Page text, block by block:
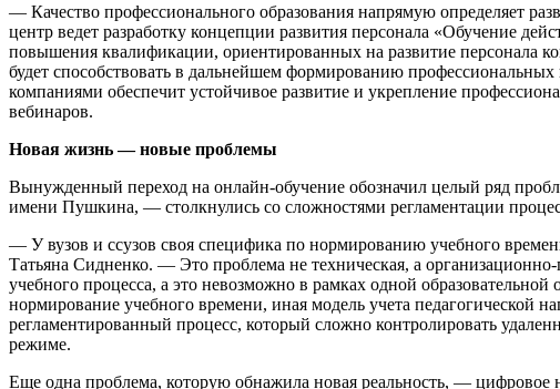
— Качество профессионального образования напрямую определяет
центр ведет разработку концепции развития персонала «Обучение
повышения квалификации, ориентированных на развитие персонала
будет способствовать в дальнейшем формированию
компаниями обеспечит устойчивое развитие и укрепление
вебинаров.
Новая жизнь — новые проблемы
Вынужденный переход на онлайн-обучение обозначил целый ряд
имени Пушкина, — столкнулись со сложностями регламентации
— У вузов и ссузов своя специфика по нормированию учебного
Татьяна Сидненко. — Это проблема не техническая, а организационно-
учебного процесса, а это невозможно в рамках одной
нормирование учебного времени, иная модель учета педагогической
регламентированный процесс, который сложно контролировать
режиме.
Еще одна проблема, которую обнажила новая реальность, — цифровое